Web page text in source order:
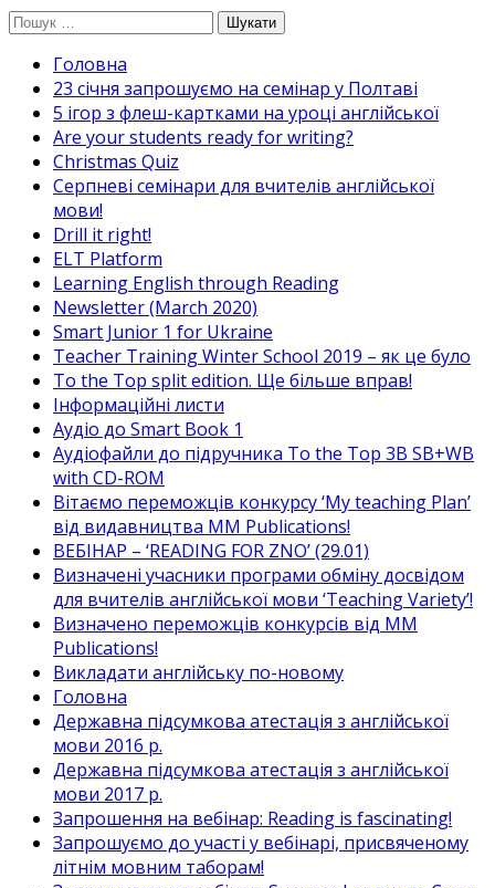
Перейти
вмісту
Пошук:
Головна
23 січня запрошуємо на семінар у Полтаві
5 ігор з флеш-картками на уроці англійської
Are your students ready for writing?
Christmas Quiz
Cерпневі семінари для вчителів англійської
мови!
Drill it right!
ELT Platform
Learning English through Reading
Newsletter (March 2020)
Smart Junior 1 for Ukraine
Teacher Training Winter School 2019 – як це було
To the Top split edition. Ще більше вправ!
Інформаційні листи
Аудіо до Smart Book 1
Аудіофайли до підручника To the Top 3B SB+WB
with CD-ROM
Вітаємо переможців конкурсу ‘My teaching Plan’
від видавництва MM Publications!
ВЕБІНАР – ‘READING FOR ZNO’ (29.01)
Визначені учасники програми обміну досвідом
для вчителів англійської мови ‘Teaching Variety’!
Визначено переможців конкурсів від MM
Publications!
Викладати англійську по-новому
Головна
Державна підсумкова атестація з англійської
мови 2016 р.
Державна підсумкова атестація з англійської
мови 2017 р.
Запрошення на вебінар: Reading is fascinating!
Запрошуємо до участі у вебінарі, присвяченому
літнім мовним таборам!